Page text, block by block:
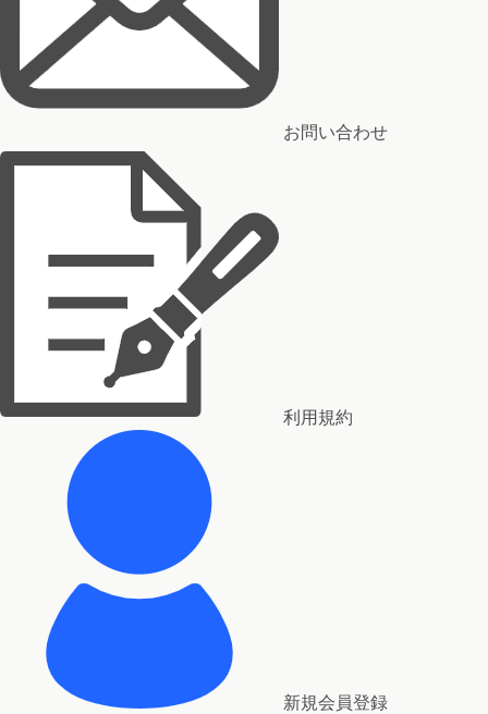
お問い合わせ
利用規約
新規会員登録